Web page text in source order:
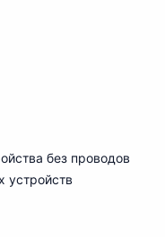
без проводов
устройств